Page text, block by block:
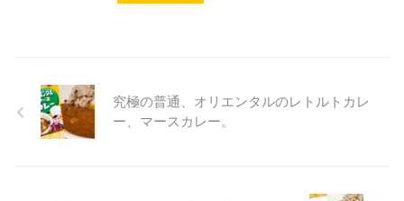
究極の普通、オリエンタルのレトルトカレ
ー、マースカレー。